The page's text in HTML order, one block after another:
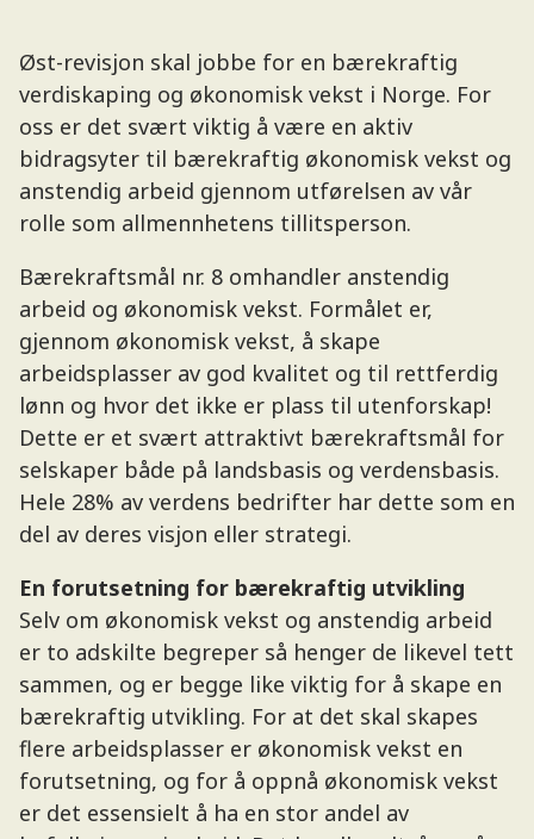
Øst-revisjon skal jobbe for en bærekraftig
verdiskaping og økonomisk vekst i Norge. For
oss er det svært viktig å være en aktiv
bidragsyter til bærekraftig økonomisk vekst og
anstendig arbeid gjennom utførelsen av vår
rolle som allmennhetens tillitsperson.
Bærekraftsmål nr. 8 omhandler anstendig
arbeid og økonomisk vekst. Formålet er,
gjennom økonomisk vekst, å skape
arbeidsplasser av god kvalitet og til rettferdig
lønn og hvor det ikke er plass til utenforskap!
Dette er et svært attraktivt bærekraftsmål for
selskaper både på landsbasis og verdensbasis.
Hele 28% av verdens bedrifter har dette som en
del av deres visjon eller strategi.
En forutsetning for bærekraftig utvikling
Selv om økonomisk vekst og anstendig arbeid
er to adskilte begreper så henger de likevel tett
sammen, og er begge like viktig for å skape en
bærekraftig utvikling. For at det skal skapes
flere arbeidsplasser er økonomisk vekst en
forutsetning, og for å oppnå økonomisk vekst
er det essensielt å ha en stor andel av